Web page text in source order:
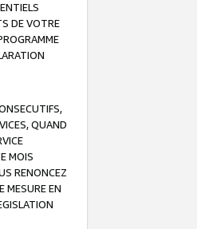
DE VOTRE
QUAND
MOIS
RENONCEZ
MESURE EN